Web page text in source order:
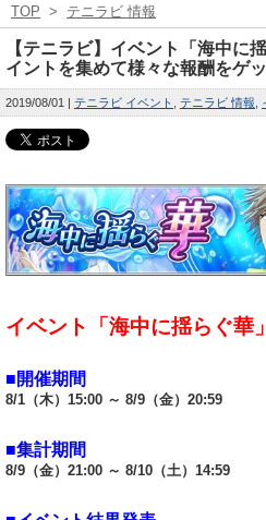
TOP > テニラビ 情報
【テニラビ】イベント「海中に
イントを集めて様々な報酬をゲ
2019/08/01 テニラビ イベント テニラビ 情報
イベント「海中に揺らぐ華
■開催期間
8/1（木）15:00 ～ 8/9（金）20:59
■集計期間
8/9（金）21:00 ～ 8/10（土）14:59